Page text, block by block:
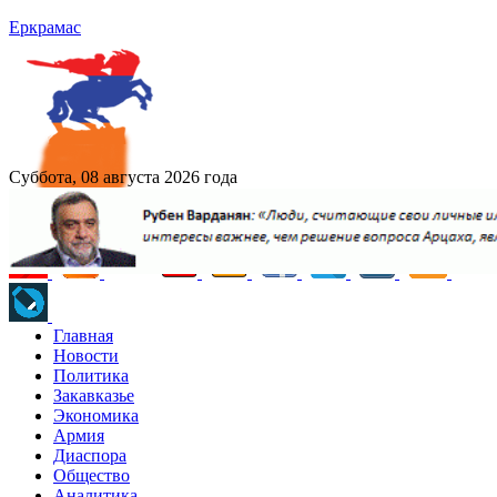
Еркрамас
Суббота, 08 августа 2026 года
Главная
Новости
Политика
Закавказье
Экономика
Армия
Диаспора
Общество